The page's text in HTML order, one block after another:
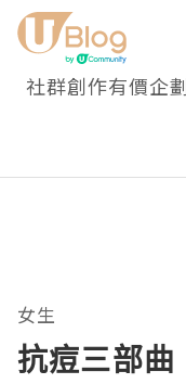
社群創作有價企
女生
抗痘三部曲